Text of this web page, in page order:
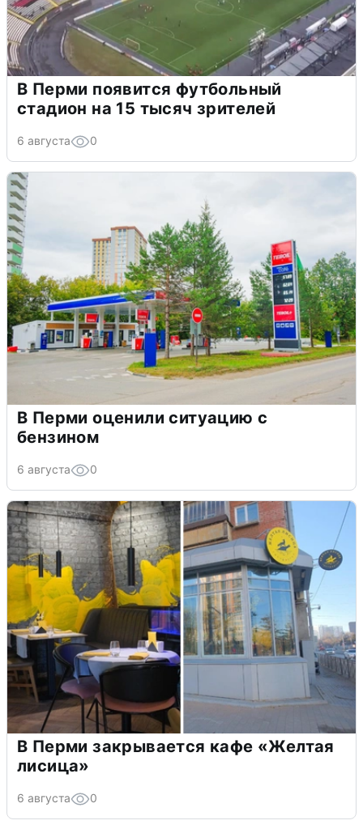
В Перми появится футбольный
стадион на 15 тысяч зрителей
6 августа 0
В Перми оценили ситуацию с
бензином
6 августа 0
В Перми закрывается кафе «Желтая
лисица»
6 августа 0